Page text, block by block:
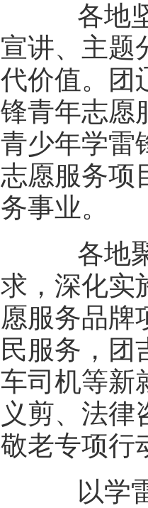
各地坚
宣讲、主题
代价值。团
锋青年志愿
青少年学雷
志愿服务项
务事业。
各地聚
求，深化实
愿服务品牌
民服务，团
车司机等新
义剪、法律
敬老专项行
以学雷